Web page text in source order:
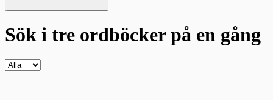
Sök i tre ordböckerpå en gång